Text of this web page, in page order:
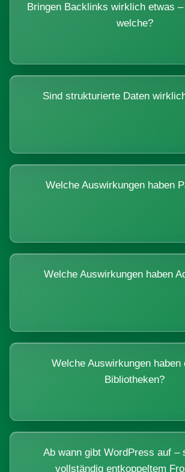
Bringen Backlinks wirklich etwas
welche?
Sind strukturierte Daten
Welche Auswirkungen haben
Welche Auswirkungen haben
Welche Auswirkungen haben
Bibliotheken?
Ab wann gibt WordPress auf –
vollständig entkoppeltem